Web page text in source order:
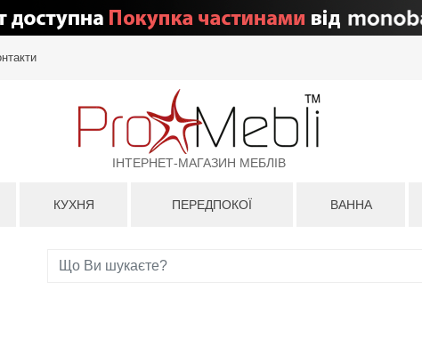
ІНТЕРНЕТ-МАГАЗИН МЕБЛІВ
КУХНЯ ПЕРЕДПОКОЇ ВАННА